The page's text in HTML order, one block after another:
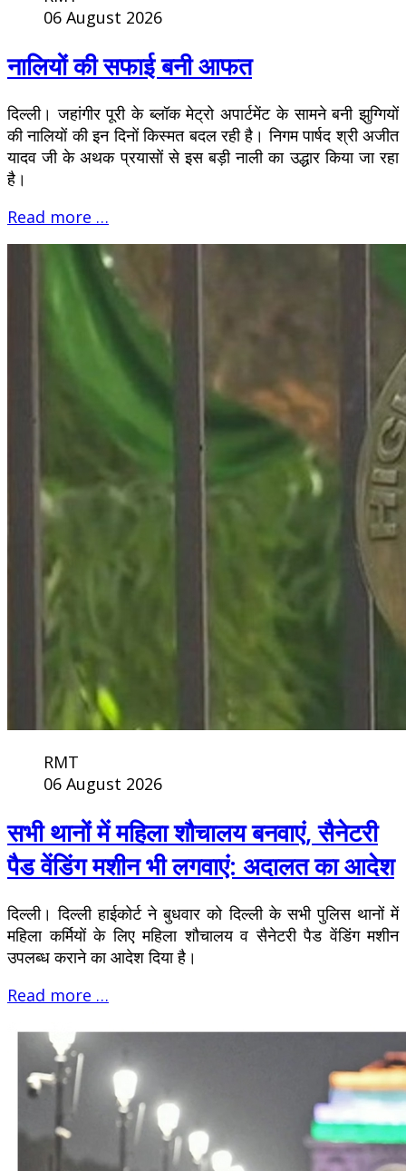
06 August 2026
नालियों की सफाई बनी आफत
दिल्ली। जहांगीर पूरी के ब्लॉक मेट्रो अपार्टमेंट के सामने बनी झुग्गियों
की नालियों की इन दिनों किस्मत बदल रही है। निगम पार्षद श्री अजीत
यादव जी के अथक प्रयासों से इस बड़ी नाली का उद्धार किया जा रहा
है।
Read more …
RMT
06 August 2026
सभी थानों में महिला शौचालय बनवाएं, सैनेटरी
पैड वेंडिंग मशीन भी लगवाएं: अदालत का आदेश
दिल्ली। दिल्ली हाईकोर्ट ने बुधवार को दिल्ली के सभी पुलिस थानों में
महिला कर्मियों के लिए महिला शौचालय व सैनेटरी पैड वेंडिंग मशीन
उपलब्ध कराने का आदेश दिया है।
Read more …